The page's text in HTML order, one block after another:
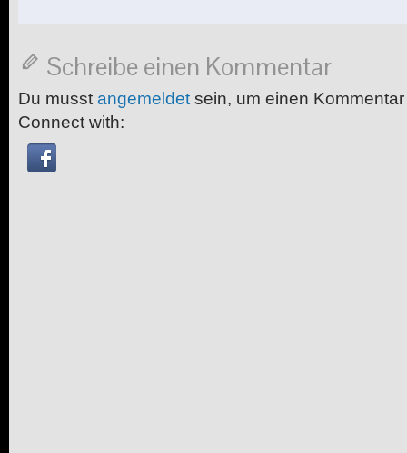
Schreibe einen Kommentar
Du musst angemeldet sein, um einen
Connect with: